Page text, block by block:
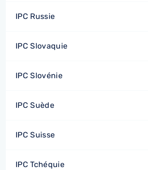
IPC Russie
IPC Slovaquie
IPC Slovénie
IPC Suède
IPC Suisse
IPC Tchéquie